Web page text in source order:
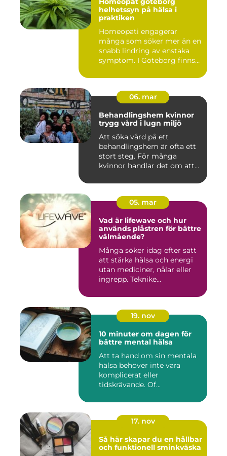
helhetssyn på hälsa i
praktiken
Homeopati engagerar
många som söker mer än en
snabb lindring av enstaka
symptom. I Göteborg finns
06. mar
Behandlingshem kvinnor
trygg vård i lugn miljö
Att söka vård på ett
behandlingshem är ofta ett
stort steg. För många
kvinnor handlar det om att
05. mar
Vad är lifewave och hur
används plåstren för bättre
välmående?
Många söker idag efter sätt
att stärka hälsa och energi
utan mediciner, nålar eller
ingrepp. Teknike...
19. nov
10 minuter om dagen för
bättre mental hälsa
Att ta hand om sin mentala
hälsa behöver inte vara
komplicerat eller
tidskrävande. Of...
17. nov
Så här skapar du en hållbar
och funktionell sminkväska